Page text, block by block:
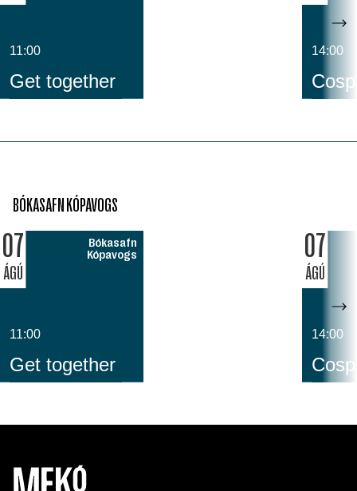
11:00
Get together
14:00
BÓKASAFN KÓPAVOGS
07
ÁGÚ
Bókasafn
Kópavogs
11:00
Get together
07
ÁGÚ
14:00